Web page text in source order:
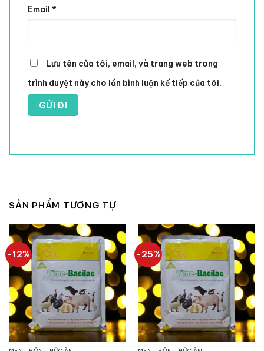
Email *
Lưu tên của tôi, email, và trang web trong
trình duyệt này cho lần bình luận kế tiếp của tôi.
SẢN PHẨM TƯƠNG TỰ
-12% -25%